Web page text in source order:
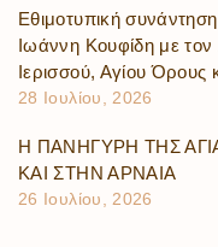
Εθιμοτυπική
Ιωάννη Κουφίδη με
Ιερισσού, Αγίου Όρους
28 Ιουλίου, 2026
Η ΠΑΝΗΓΥΡΗ ΤΗΣ
ΚΑΙ ΣΤΗΝ ΑΡΝΑΙΑ
26 Ιουλίου, 2026